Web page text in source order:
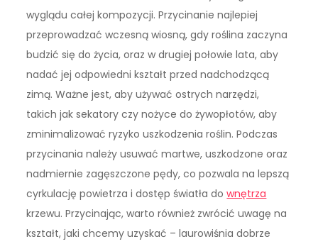
wyglądu całej kompozycji. Przycinanie najlepiej
przeprowadzać wczesną wiosną, gdy roślina zaczyna
budzić się do życia, oraz w drugiej połowie lata, aby
nadać jej odpowiedni kształt przed nadchodzącą
zimą. Ważne jest, aby używać ostrych narzędzi,
takich jak sekatory czy nożyce do żywopłotów, aby
zminimalizować ryzyko uszkodzenia roślin. Podczas
przycinania należy usuwać martwe, uszkodzone oraz
nadmiernie zagęszczone pędy, co pozwala na lepszą
cyrkulację powietrza i dostęp światła downętrza
krzewu. Przycinając, warto również zwrócić uwagę na
kształt, jaki chcemy uzyskać – laurowiśnia dobrze